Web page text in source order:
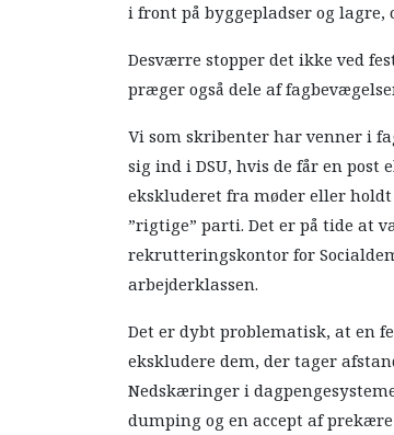
i front på byggepladser og
Desværre stopper det ikke ved
præger også dele af
Vi som skribenter har venner i
sig ind i DSU, hvis de får en
ekskluderet fra møder eller
”rigtige” parti. Det er på tide at
rekrutteringskontor for
arbejderklassen.
Det er dybt problematisk, at en
ekskludere dem, der tager
Nedskæringer i
dumping og en accept af